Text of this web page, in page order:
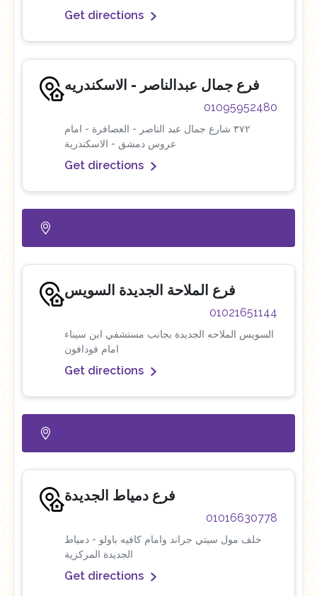
Get directions
فرع جمال عبدالناصر - الاسكندريه
01095952480
٣٧٢ شارع جمال عبد الناصر - العصافرة - امام
عروس دمشق - الاسكندرية
Get directions
فرع الملاحة الجديدة السويس
01021651144
السويس الملاحه الجديدة بجانب مستشفي ابن سيناء
امام فودافون
Get directions
فرع دمياط الجديدة
01016630778
خلف مول سيتي جراند وامام كافيه باولو - دمياط
الجديدة المركزية
Get directions